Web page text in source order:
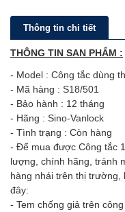
Thông tin chi tiết
THÔNG TIN SAN PHẨM :
- Model : Công tắc dùng
- Mã hàng : S18/501
- Bảo hành : 12 tháng
- Hãng : Sino-Vanlock
- Tình trạng : Còn hàng
- Để mua được Công tắc
lượng, chính hãng, tránh
hàng nhái trên thị
đây:
- Tem chống giả trên